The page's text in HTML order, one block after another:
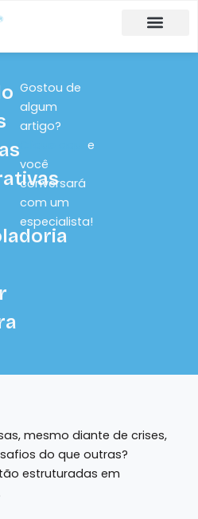
Gostou de
algum
artigo?
e
você
conversará
com um
especialista!
mesmo diante de crises,
do que outras?
estruturadas em